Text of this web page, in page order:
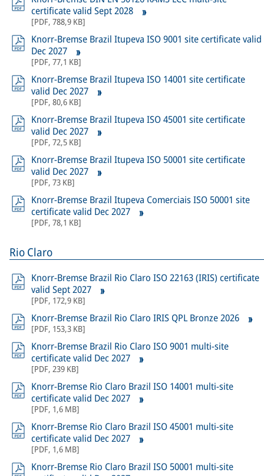
certificate valid Sept 2028
[PDF, 788,9 KB]
Knorr-Bremse Brazil Itupeva ISO 9001 site certificate valid
Dec 2027
[PDF, 77,1 KB]
Knorr-Bremse Brazil Itupeva ISO 14001 site certificate
valid Dec 2027
[PDF, 80,6 KB]
Knorr-Bremse Brazil Itupeva ISO 45001 site certificate
valid Dec 2027
[PDF, 72,5 KB]
Knorr-Bremse Brazil Itupeva ISO 50001 site certificate
valid Dec 2027
[PDF, 73 KB]
Knorr-Bremse Brazil Itupeva Comerciais ISO 50001 site
certificate valid Dec 2027
[PDF, 78,1 KB]
Rio Claro
Knorr-Bremse Brazil Rio Claro ISO 22163 (IRIS) certificate
valid Sept 2027
[PDF, 172,9 KB]
Knorr-Bremse Brazil Rio Claro IRIS QPL Bronze 2026
[PDF, 153,3 KB]
Knorr-Bremse Brazil Rio Claro ISO 9001 multi-site
certificate valid Dec 2027
[PDF, 239 KB]
Knorr-Bremse Rio Claro Brazil ISO 14001 multi-site
certificate valid Dec 2027
[PDF, 1,6 MB]
Knorr-Bremse Rio Claro Brazil ISO 45001 multi-site
certificate valid Dec 2027
[PDF, 1,6 MB]
Knorr-Bremse Rio Claro Brazil ISO 50001 multi-site